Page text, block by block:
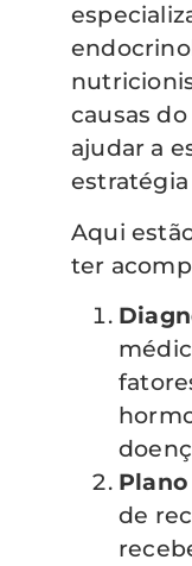
causas
ajudar a
Aqui
ter
de